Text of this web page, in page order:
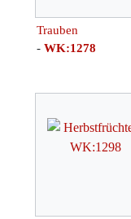
Trauben
- WK:1278